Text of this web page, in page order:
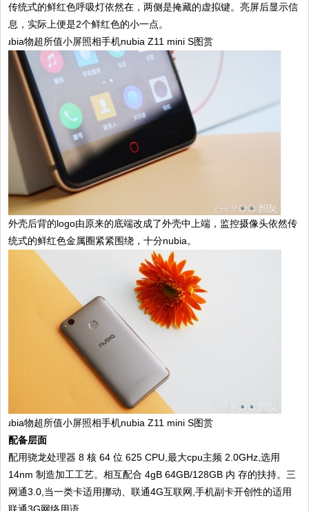
传统式的鲜红色呼吸灯依然在，两侧是掩藏的虚拟键。亮屏后显示信
息，实际上便是2个鲜红色的小一点。
外壳后背的logo由原来的底端改成了外壳中上端，监控摄像头依然传
统式的鲜红色金属圈紧紧围绕，十分nubia。
配备层面
配用骁龙处理器 8 核 64 位 625 CPU,最大cpu主频 2.0GHz,选用
14nm 制造加工工艺。相互配合 4gB 64GB/128GB 内 存的扶持。三
网通3.0,当一类卡适用挪动、联通4G互联网,手机副卡开创性的适用